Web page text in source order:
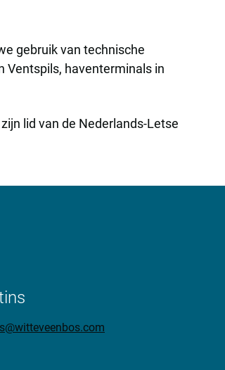
gebruik van technische
Ventspils, haventerminals in
lid van de Nederlands-Letse